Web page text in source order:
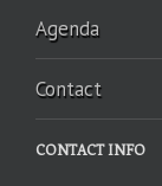
Agenda
Contact
CONTACT INFO